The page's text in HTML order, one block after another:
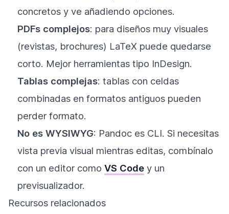
concretos y ve añadiendo opciones.
PDFs complejos: para diseños muy visuales
(revistas, brochures) LaTeX puede quedarse
corto. Mejor herramientas tipo InDesign.
Tablas complejas: tablas con celdas
combinadas en formatos antiguos pueden
perder formato.
No es WYSIWYG: Pandoc es CLI. Si necesitas
vista previa visual mientras editas, combínalo
con un editor comoVS Code y un
previsualizador.
Recursos relacionados